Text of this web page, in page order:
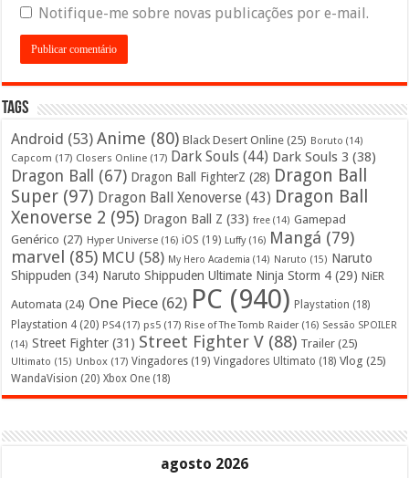
Notifique-me sobre novas publicações por e-mail.
Tags
Android (53) Anime (80) Black Desert Online (25) Boruto (14)
Capcom (17) Closers Online (17) Dark Souls (44) Dark Souls 3 (38)
Dragon Ball (67) Dragon Ball FighterZ (28) Dragon Ball
Super (97) Dragon Ball Xenoverse (43) Dragon Ball
Xenoverse 2 (95) Dragon Ball Z (33) free (14) Gamepad
Genérico (27) Hyper Universe (16) iOS (19) Luffy(16) Mangá (79)
marvel (85) MCU (58) My Hero Academia (14) Naruto (15) Naruto
Shippuden (34) Naruto Shippuden Ultimate Ninja Storm 4 (29) NiER
Automata (24) One Piece (62) PC (940) Playstation (18)
Playstation 4 (20) PS4(17) ps5 (17) Rise of The Tomb Raider (16) Sessão SPOILER
(14) Street Fighter (31) Street Fighter V (88) Trailer (25)
Ultimato (15) Unbox (17) Vingadores (19) Vingadores Ultimato (18) Vlog (25)
WandaVision (20) Xbox One (18)
agosto 2026